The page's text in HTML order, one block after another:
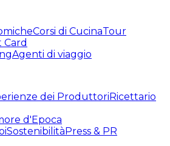
Corsi di CucinaTour
Card
Agenti di viaggio
dei ProduttoriRicettario
d'Epoca
SostenibilitàPress & PR